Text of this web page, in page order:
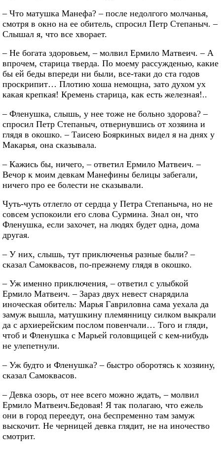
– Что матушка Манефа? – после недолгого молчанья,
смотря в окно на ее обитель, спросил Петр Степаныч. –
Слышал я, что все хворает.
– Не богата здоровьем, – молвил Ермило Матвеич. – А
впрочем, старица тверда. По моему рассужденью, какие
бы ей беды впереди ни были, все-таки до ста годов
проскрипит… Плотию хоша немощна, зато духом ух
какая крепкая! Кремень старица, как есть железная!..
– Фленушка, слышь, у нее тоже не больно здорова? –
спросил Петр Степаныч, отвернувшись от хозяина и
глядя в окошко. – Таисею Бояркиных видел я на днях у
Макарья, она сказывала.
– Кажись бы, ничего, – ответил Ермило Матвеич. –
Вечор к моим девкам Манефины белицы забегали,
ничего про ее болести не сказывали.
Чуть-чуть отлегло от сердца у Петра Степаныча, но не
совсем успокоили его слова Сурмина. Знал он, что
Фленушка, если захочет, на людях будет одна, дома
другая.
– У них, слышь, тут приключенья разные были? –
сказал Самоквасов, по-прежнему глядя в окошко.
– Уж именно приключения, – ответил с улыбкой
Ермило Матвеич. – Зараз двух невест снарядила
иноческая обитель: Марья Гавриловна сама уехала да
замуж вышла, матушкину племянницу силком выкрали
да с архиерейским послом повенчали… Того и гляди,
чтоб и Фленушка с Марьей головщицей с кем-нибудь
не улепетнули.
– Уж будто и Фленушка? – быстро оборотясь к хозяину,
сказал Самоквасов.
– Девка озорь, от нее всего можно ждать, – молвил
Ермило Матвеич.Бедовая! Я так полагаю, что ежель
они в город переедут, она беспременно там замуж
выскочит. Не черницей девка глядит, не на иночество
смотрит.